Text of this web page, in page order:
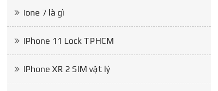
Ione 7 là gì
IPhone 11 Lock TPHCM
IPhone XR 2 SIM vật lý